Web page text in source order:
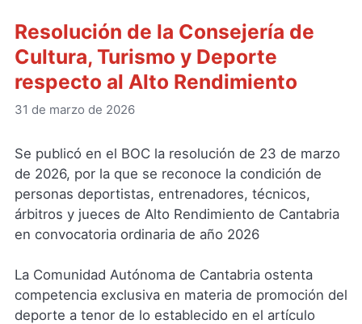
Resolución de la Consejería de
Cultura, Turismo y Deporte
respecto al Alto Rendimiento
31 de marzo de 2026
Se publicó en el BOC la resolución de 23 de marzo
de 2026, por la que se reconoce la condición de
personas deportistas, entrenadores, técnicos,
árbitros y jueces de Alto Rendimiento de Cantabria
en convocatoria ordinaria de año 2026
La Comunidad Autónoma de Cantabria ostenta
competencia exclusiva en materia de promoción del
deporte a tenor de lo establecido en el artículo